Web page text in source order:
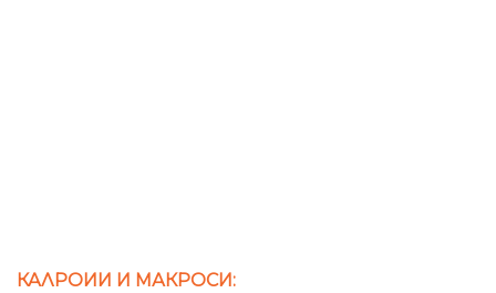
КАЛРОИИ И МАКРОСИ: